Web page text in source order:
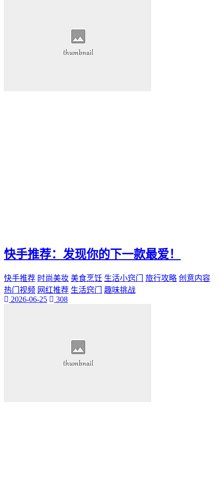
快手推荐：发现你的下一款最爱！
快手推荐 时尚美妆 美食烹饪 生活小窍门 旅行攻略 创意内容
热门视频 网红推荐 生活窍门
趣味挑战
2026-06-25
308